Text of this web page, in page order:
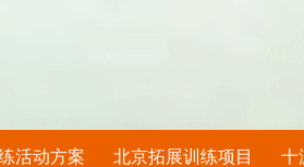
活动方案 北京拓展训练项目 十